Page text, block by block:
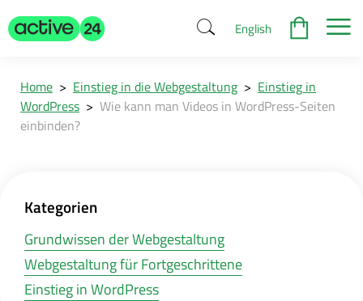
English
Home > Einstieg in die Webgestaltung > Einstieg in
WordPress > Wie kann man Videos in WordPress-Seiten
einbinden?
Kategorien
Grundwissen der Webgestaltung
Webgestaltung für Fortgeschrittene
Einstieg in WordPress